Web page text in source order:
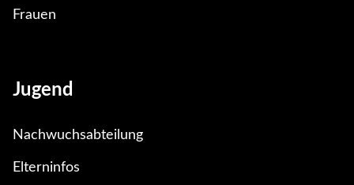
Frauen
Jugend
Nachwuchsabteilung
Elterninfos